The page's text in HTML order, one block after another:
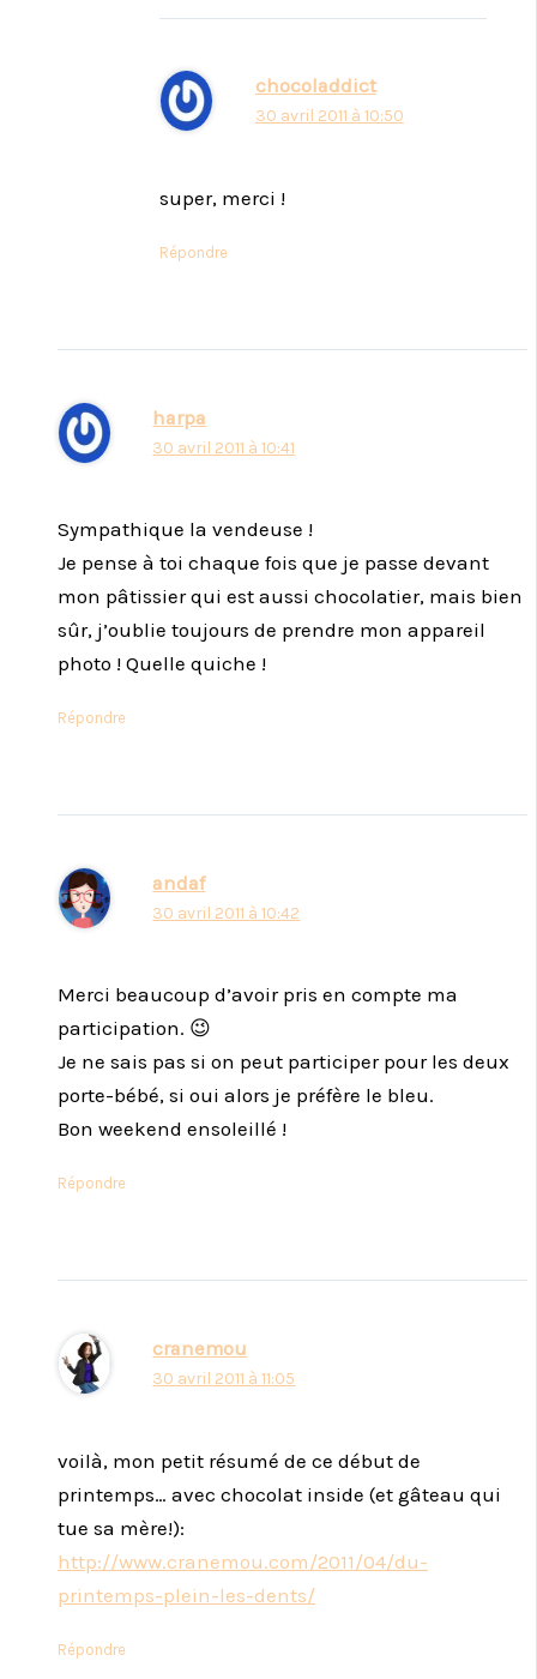
chocoladdict
30 avril 2011 à 10:50
super, merci !
Répondre
harpa
30 avril 2011 à 10:41
Sympathique la vendeuse !
Je pense à toi chaque fois que je passe devant
mon pâtissier qui est aussi chocolatier, mais bien
sûr, j’oublie toujours de prendre mon appareil
photo ! Quelle quiche !
Répondre
andaf
30 avril 2011 à 10:42
Merci beaucoup d’avoir pris en compte ma
participation. 😉
Je ne sais pas si on peut participer pour les deux
porte-bébé, si oui alors je préfère le bleu.
Bon weekend ensoleillé !
Répondre
cranemou
30 avril 2011 à 11:05
voilà, mon petit résumé de ce début de
printemps… avec chocolat inside (et gâteau qui
tue sa mère!):
http://www.cranemou.com/2011/04/du-
printemps-plein-les-dents/
Répondre